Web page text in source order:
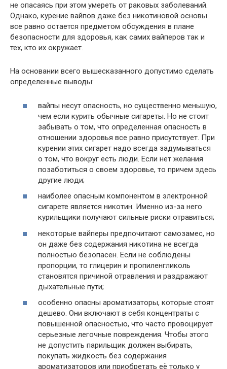
не опасаясь при этом умереть от раковых заболеваний.
Однако, курение вайпов даже без никотиновой основы
все равно остается предметом обсуждения в плане
безопасности для здоровья, как самих вайперов так и
тех, кто их окружает.
На основании всего вышесказанного допустимо сделать
определенные выводы:
вайпы несут опасность, но существенно меньшую,
чем если курить обычные сигареты. Но не стоит
забывать о том, что определенная опасность в
отношении здоровья все равно присутствует. При
курении этих сигарет надо всегда задумываться
о том, что вокруг есть люди. Если нет желания
позаботиться о своем здоровье, то причем здесь
другие люди;
наиболее опасным компонентом в электронной
сигарете является никотин. Именно из-за него
курильщики получают сильные риски отравиться;
некоторые вайперы предпочитают самозамес, но
он даже без содержания никотина не всегда
полностью безопасен. Если не соблюдены
пропорции, то глицерин и пропиленгликоль
становятся причиной отравления и раздражают
дыхательные пути;
особенно опасны ароматизаторы, которые стоят
дешево. Они включают в себя концентраты с
повышенной опасностью, что часто провоцирует
серьезные легочные повреждения. Чтобы этого
не допустить парильщик должен выбирать,
покупать жидкость без содержания
ароматизаторов или приобретать её только у